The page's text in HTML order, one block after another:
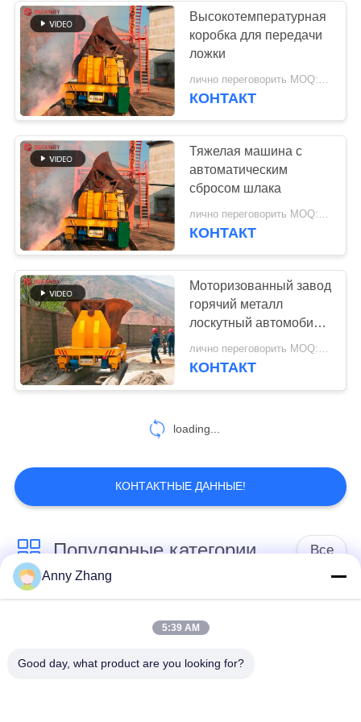
Электрическая
тележка передачи
119
Материальные
тележки передачи
41
тележка переноса
40
Тележка переноса
прессформы
Высокотемпературная
коробка для передачи
ложки
КОНТАКТ
Тяжелая машина с
автоматическим
сбросом шлака
лично переговорить MOQ:1 SET
КОНТАКТ
Моторизованный завод
горячий металл
лоскутный автомобиль
лично переговорить MOQ:1 SET
КОНТАКТ
loading...
КОНТАКТНЫЕ ДАННЫЕ!
Популярные категории Все
тележка переноса
траклесс тележка
передачи
Корабль AGV
Anny Zhang
5:39 AM
Good day, what product are you looking for?